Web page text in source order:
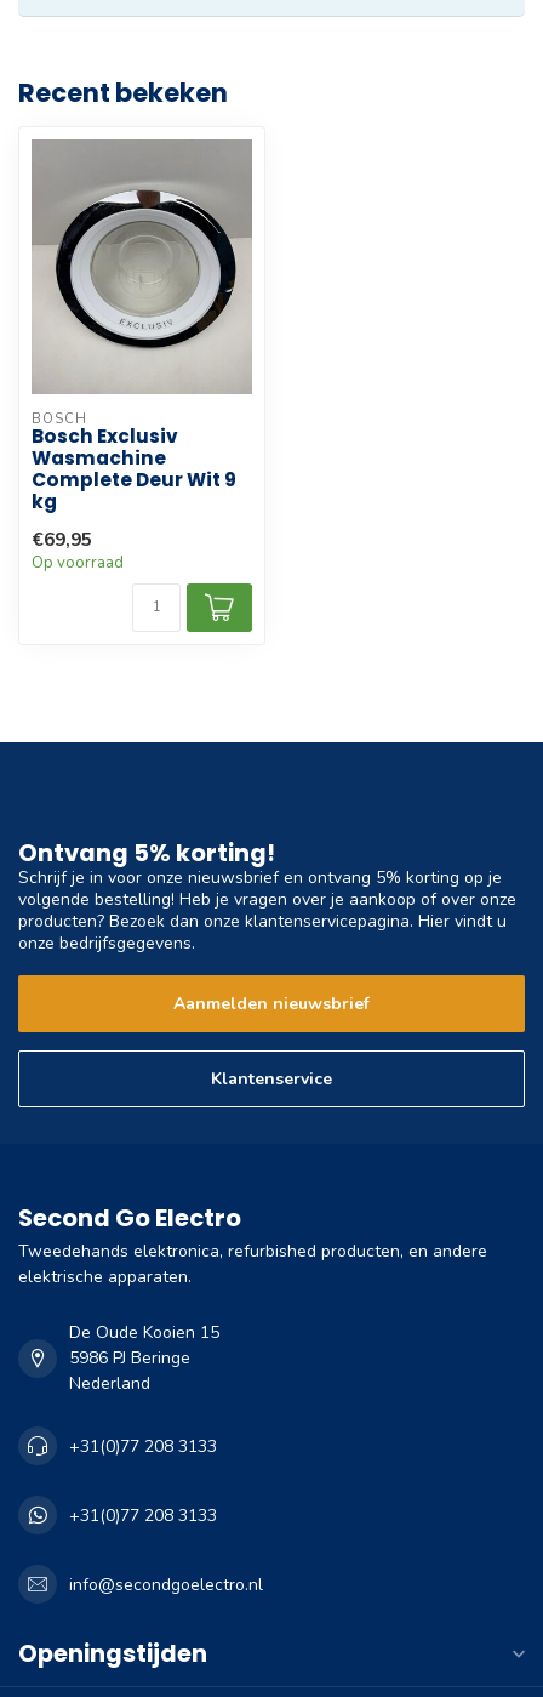
Recent bekeken
BOSCH
Bosch Exclusiv
Wasmachine
Complete Deur Wit 9
kg
€69,95
Op voorraad
Ontvang 5% korting!
Schrijf je in voor onze nieuwsbrief en ontvang 5% korting op je
volgende bestelling! Heb je vragen over je aankoop of over onze
producten? Bezoek dan onze klantenservicepagina. Hier vindt u
onze bedrijfsgegevens.
Aanmelden nieuwsbrief
Klantenservice
Second Go Electro
Tweedehands elektronica, refurbished producten, en andere
elektrische apparaten.
De Oude Kooien 15
5986 PJ Beringe
Nederland
+31(0)77 208 3133
+31(0)77 208 3133
info@secondgoelectro.nl
Openingstijden